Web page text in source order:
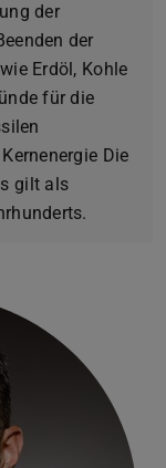
der
der
Erdöl, Kohle
für die
Die
gilt als